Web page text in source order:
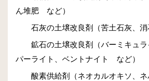
ん堆肥 など）
石灰の土壌改良剤（苦土石灰、消
鉱石の土壌改良剤（バーミキュラ
パーライト、ベントナイト など）
酸素供給剤（ネオカルオキソ、ネ